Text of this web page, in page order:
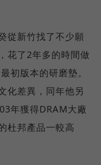
從新竹找了不少願
花了2年多的時間做
初版本的研磨墊。
化差異，同年他另
年獲得DRAM大廠
杜邦產品一較高